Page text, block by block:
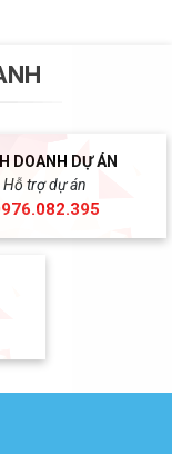
DOANH DỰ ÁN
Hỗ trợ dự án